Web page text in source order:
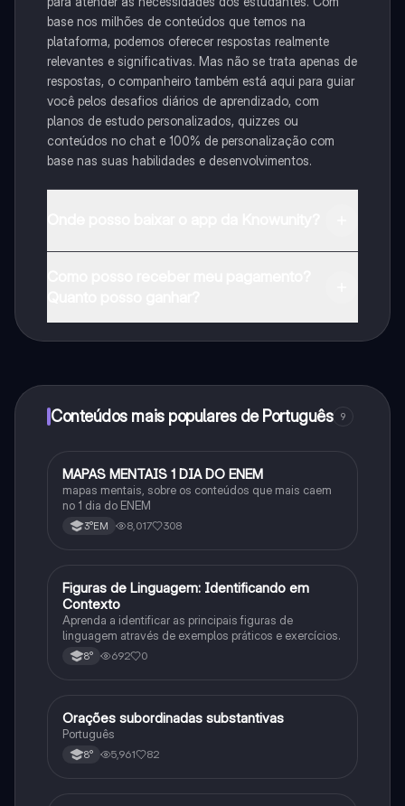
base nos milhões de conteúdos que temos na
plataforma, podemos oferecer respostas realmente
relevantes e significativas. Mas não se trata apenas de
respostas, o companheiro também está aqui para guiar
você pelos desafios diários de aprendizado, com
planos de estudo personalizados, quizzes ou
conteúdos no chat e 100% de personalização com
base nas suas habilidades e desenvolvimentos.
Conteúdos mais populares de Português 9
Português
MAPAS MENTAIS 1 DIA DO ENEM
mapas mentais, sobre os conteúdos que mais caem
no 1 dia do ENEM
3°EM 8,017 308
FPortuguês
Figuras de Linguagem: Identificando em
Contexto
Aprenda a identificar as principais figuras de
linguagem através de exemplos práticos e exercícios.
8° 692 0
Português
Orações subordinadas substantivas
Português
8° 5,961 82